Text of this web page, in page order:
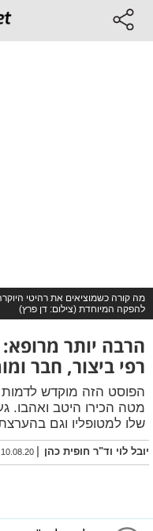
מה קורה כשמוציאים את רהיטי
להפקה המיוחדת (צילום: דן פרץ)
הרבה יותר
רפי ביצור, חבר
הפוסט הזה מוקדש
מטה הכירו היטב ואהבו.
שלו למטופליו וגם
יובל לוי וד"ר חופית כהן |
10.08.20 04:47